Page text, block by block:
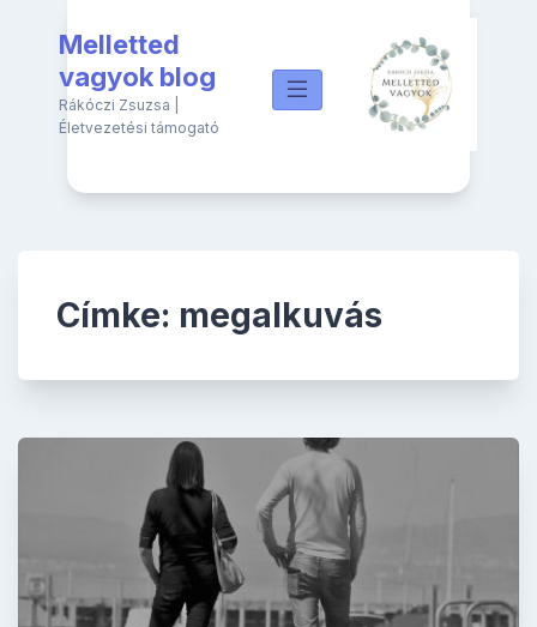
content
Melletted
vagyok blog
Rákóczi Zsuzsa |
Életvezetési támogató
Címke: megalkuvás